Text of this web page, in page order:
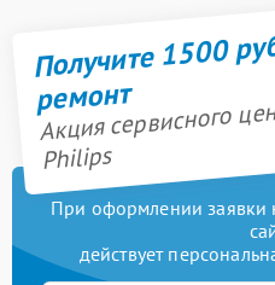
Получите 1500
ремонт
Акция сервисного
Philips
При оформлении заявки
действует